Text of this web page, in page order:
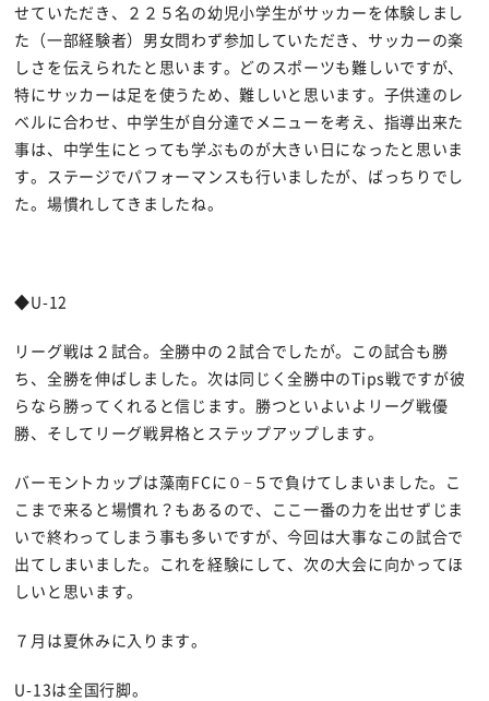
せていただき、２２５名の幼児小学生がサッカーを体験しまし
た（一部経験者）男女問わず参加していただき、サッカーの楽
しさを伝えられたと思います。どのスポーツも難しいですが、
特にサッカーは足を使うため、難しいと思います。子供達のレ
ベルに合わせ、中学生が自分達でメニューを考え、指導出来た
事は、中学生にとっても学ぶものが大きい日になったと思いま
す。ステージでパフォーマンスも行いましたが、ばっちりでし
た。場慣れしてきましたね。
◆U-12
リーグ戦は２試合。全勝中の２試合でしたが。この試合も勝
ち、全勝を伸ばしました。次は同じく全勝中のTips戦ですが彼
らなら勝ってくれると信じます。勝つといよいよリーグ戦優
勝、そしてリーグ戦昇格とステップアップします。
バーモントカップは藻南FCに０−５で負けてしまいました。こ
こまで来ると場慣れ？もあるので、ここ一番の力を出せずじま
いで終わってしまう事も多いですが、今回は大事なこの試合で
出てしまいました。これを経験にして、次の大会に向かってほ
しいと思います。
７月は夏休みに入ります。
U-13は全国行脚。